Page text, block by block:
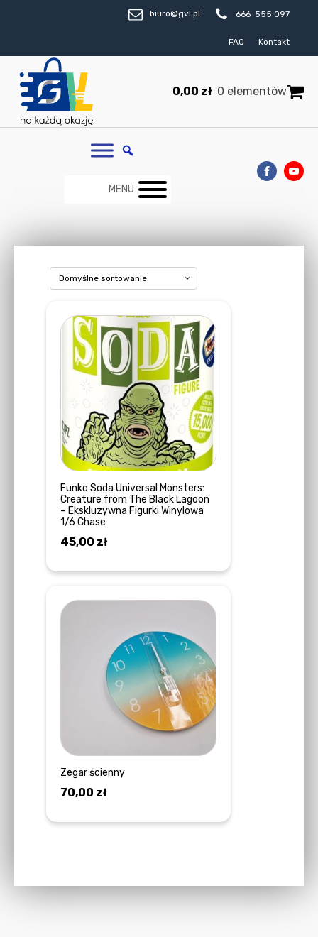
biuro@gvl.pl 666 555 097
FAQ Kontakt
0,00 zł 0 elementów
MENU
Funko Soda Universal Monsters:
Creature from The Black Lagoon
– Ekskluzywna Figurki Winylowa
1/6 Chase
45,00 zł
Zegar ścienny
70,00 zł